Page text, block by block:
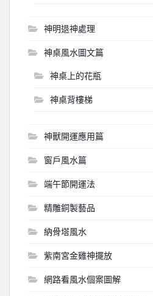
神明退神處理
神桌風水圖文篇
神桌上的花瓶
神桌背樓梯
神獸開運應用篇
窗戶風水篇
端午節開運法
精雕銅製藝品
納骨塔風水
紫南宮金雞神擺放
網路看風水個案圖解